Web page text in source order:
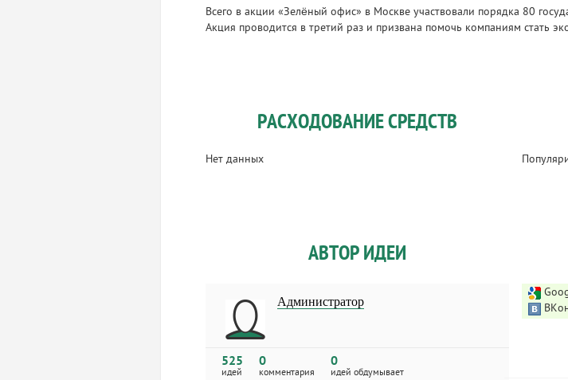
Всего в акции «Зелёный офис» в Москве участвовали порядка 80
Акция проводится в третий раз и призвана помочь компаниям стать
РАСХОДОВАНИЕ СРЕДСТВ
Нет данных
АВТОР ИДЕИ
Администратор
525
идей
0
комментария
0
идей обдумывает